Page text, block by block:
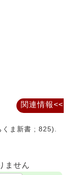
ま新書 ; 825).
ません
関連情報<<